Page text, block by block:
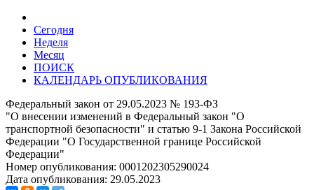
Сегодня
Неделя
Месяц
ПОИСК
КАЛЕНДАРЬ ОПУБЛИКОВАНИЯ
Федеральный закон от 29.05.2023 № 193-ФЗ
"О внесении изменений в Федеральный закон "О
транспортной безопасности" и статью 9-1 Закона Российской
Федерации "О Государственной границе Российской
Федерации"
Номер опубликования: 0001202305290024
Дата опубликования: 29.05.2023